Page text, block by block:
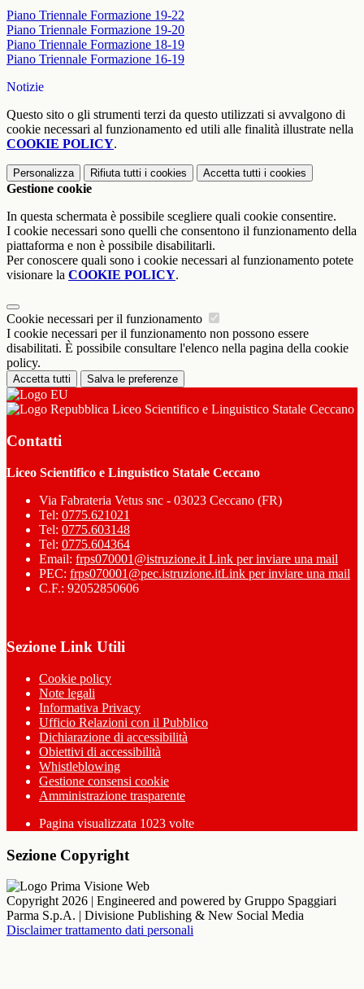
Piano Triennale Formazione 19-22
Piano Triennale Formazione 19-20
Piano Triennale Formazione 18-19
Piano Triennale Formazione 16-19
Notizie
Questo sito o gli strumenti terzi da questo utilizzati si avvalgono di
cookie necessari al funzionamento ed utili alle finalità illustrate nella
COOKIE POLICY.
Personalizza Rifiuta tutti i cookies Accetta tutti i cookies
Gestione cookie
In questa schermata è possibile scegliere quali cookie consentire.
I cookie necessari sono quelli che consentono il funzionamento della
piattaforma e non è possibile disabilitarli.
Per conoscere quali sono i cookie necessari al funzionamento potete
visionare la COOKIE POLICY.
Cookie necessari per il funzionamento
I cookie necessari per il funzionamento non possono essere
disabilitati. È possibile consultare l'elenco nella pagina della cookie
policy.
Accetta tutti Salva le preferenze
Liceo Scientifico e Linguistico Statale Ceccano
Contatti
Liceo Scientifico e Linguistico Statale Ceccano
Via Fabrateria Vetus snc - 03023 Ceccano (FR)
Tel: 0775.621021
Tel: 0775.603148
Tel: 0775.604364
Email: frps070001@istruzione.it Link per inviare una mail
PEC: frps070001@pec.istruzione.itLink per inviare una mail
C.F.: 92052850606
Sezione Link Utili
Cookie policy
Note legali
Informativa Privacy
Ufficio Relazioni con il Pubblico
Dichiarazione di accessibilità
Obiettivi di accessibilità
Whistleblowing
Gestione consensi cookie
Amministrazione trasparente
Pagina visualizzata 1023 volte
Sezione Copyright
Copyright 2026 | Engineered and powered by Gruppo Spaggiari
Parma S.p.A. | Divisione Publishing & New Social Media
Disclaimer trattamento dati personali